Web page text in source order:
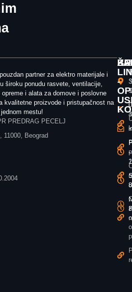
partner za elektro materijale i
široku ponudu rasvete, ventilacije,
i alata za domove i poslovne
kvalitetne proizvode i pristupačnost na
jednom mestu!
PREDRAG PECELJ
11000, Beograd
-
-
-